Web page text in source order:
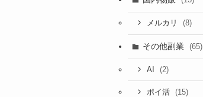
メルカリ (8)
その他副業 (65)
AI (2)
ポイ活 (15)